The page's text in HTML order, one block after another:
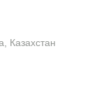
Казахстан